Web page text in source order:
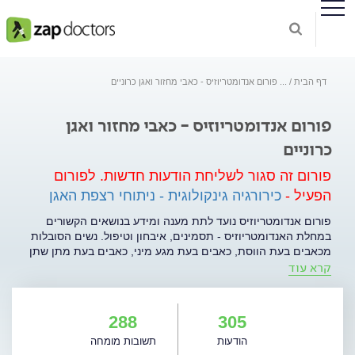
דף הבית פורום אנדומטריוזיס - כאבי מחזור ואגן כרוניים
פורום אנדומטריוזיס - כאבי מחזור ואגן
כרוניים
פורום זה סגור לשליחת הודעות חדשות. לפורום
הפעיל - כירורגיה גינקולוגית - ניתוחי רצפת האגן
פורום אנדומטריוזיס נועד לתת מענה ומידע בנושאים הקשורים
במחלת האנדומטריוזיס - תסמינים, איבחון וטיפול. נשים הסובלות
מכאבים בעת הווסת, כאבים בעת מגע מיני, כאבים בעת מתן שתן
או יציאות בווסת או כל תופעה אחרת החשודה כאנדומטריוזיס, כמו
בזמן הווסת (דיסמנוריאה), כאבים בעת מגע מיני (דיספראוניה),
כאבים בעת מתן שתן (מיקטלגיה), כאבים בעת מתן יציאות
קרא עוד
305
הודעות
288
תשובות מומחה